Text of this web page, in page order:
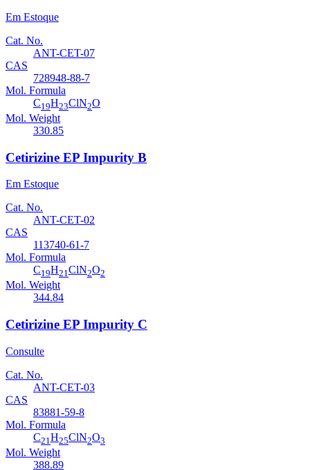
Em Estoque
Cat. No.
ANT-CET-07
CAS
728948-88-7
Mol. Formula
C19H23ClN2O
Mol. Weight
330.85
Cetirizine EP Impurity B
Em Estoque
Cat. No.
ANT-CET-02
CAS
113740-61-7
Mol. Formula
C19H21ClN2O2
Mol. Weight
344.84
Cetirizine EP Impurity C
Consulte
Cat. No.
ANT-CET-03
CAS
83881-59-8
Mol. Formula
C21H25ClN2O3
Mol. Weight
388.89